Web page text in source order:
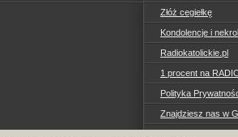
Złóż cegiełkę
Kondolencje i
Radiokatolickie.pl
1 procent na
Polityka
Znajdziesz nas w